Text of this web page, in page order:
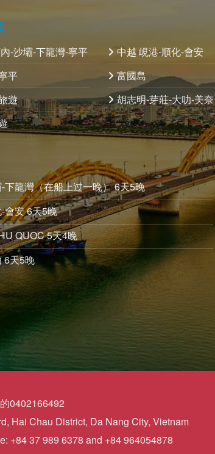
-沙壩-下龍灣-寧平
平
遊
中越 峴港-順化-會安
富國島
胡志明-芽莊-大叻-美奈
下龍灣（在船上过一晚） 6天5晚
會安 6天5晚
QUOC 5天4晚
6天5晚
0402166492
Hai Chau District, Da Nang City, Vietnam
+84 37 989 6378 and +84 964054878